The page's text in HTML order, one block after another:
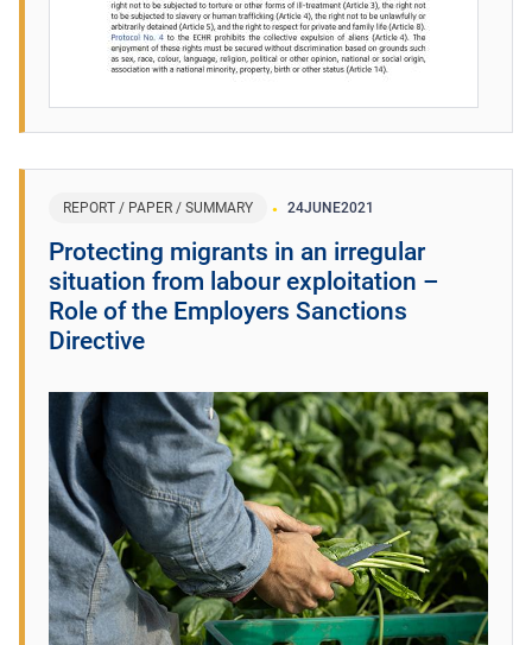
REPORT / PAPER / SUMMARY 24JUNE2021
Protecting migrants in an irregular
situation from labour exploitation –
Role of the Employers Sanctions
Directive